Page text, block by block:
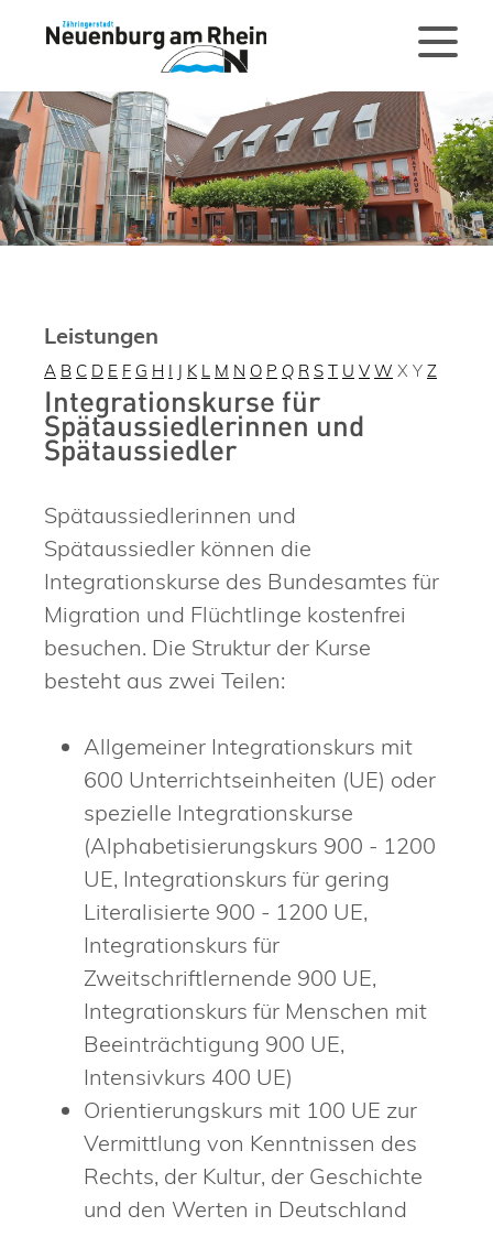
Leistungen
A B C D E F G H I J K L M N O P Q R S T U V W X Y Z
Integrationskurse für
Spätaussiedlerinnen und
Spätaussiedler
Spätaussiedlerinnen und
Spätaussiedler können die
Integrationskurse des Bundesamtes für
Migration und Flüchtlinge kostenfrei
besuchen. Die Struktur der Kurse
besteht aus zwei Teilen:
Allgemeiner Integrationskurs mit
600 Unterrichtseinheiten (UE) oder
spezielle Integrationskurse
(Alphabetisierungskurs 900 - 1200
UE, Integrationskurs für gering
Literalisierte 900 - 1200 UE,
Integrationskurs für
Zweitschriftlernende 900 UE,
Integrationskurs für Menschen mit
Beeinträchtigung 900 UE,
Intensivkurs 400 UE)
Orientierungskurs mit 100 UE zur
Vermittlung von Kenntnissen des
Rechts, der Kultur, der Geschichte
und den Werten in Deutschland